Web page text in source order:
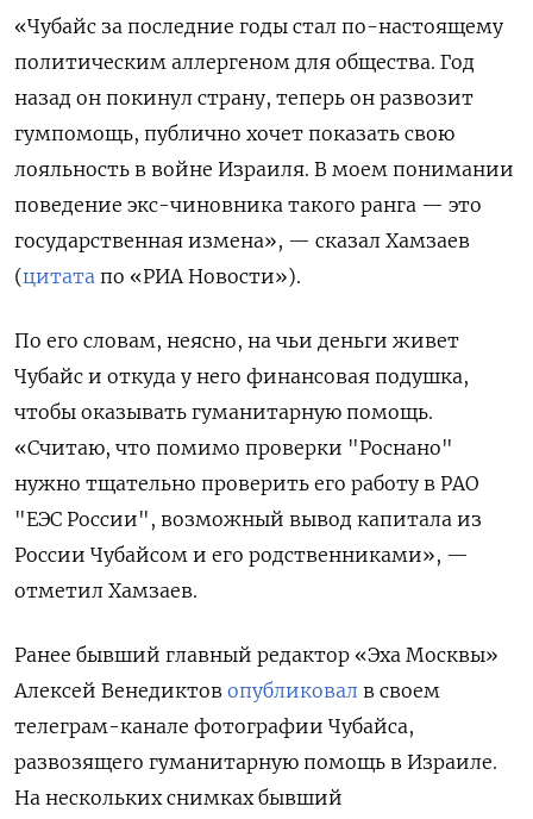
«Чубайс за последние годы стал по-настоящему
политическим аллергеном для общества. Год
назад он покинул страну, теперь он развозит
гумпомощь, публично хочет показать свою
лояльность в войне Израиля. В моем понимании
поведение экс-чиновника такого ранга — это
государственная измена», — сказал Хамзаев
(цитата по «РИА Новости»).
По его словам, неясно, на чьи деньги живет
Чубайс и откуда у него финансовая подушка,
чтобы оказывать гуманитарную помощь.
«Считаю, что помимо проверки "Роснано"
нужно тщательно проверить его работу в РАО
"ЕЭС России", возможный вывод капитала из
России Чубайсом и его родственниками», —
отметил Хамзаев.
Ранее бывший главный редактор «Эха Москвы»
Алексей Венедиктов опубликовал в своем
телеграм-канале фотографии Чубайса,
развозящего гуманитарную помощь в Израиле.
На нескольких снимках бывший